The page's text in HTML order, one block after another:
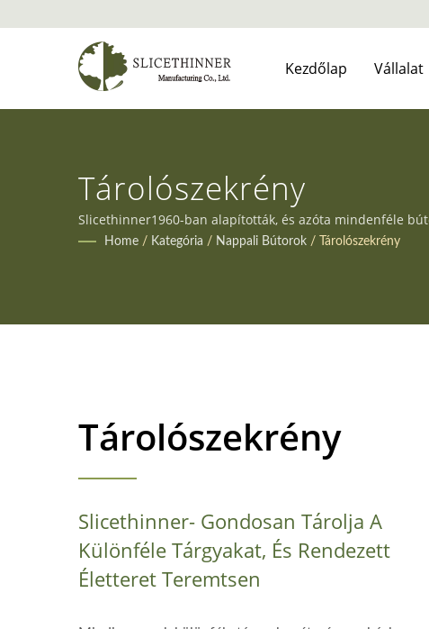
Kezdőlap Vállalat
Tárolószekrény
Slicethinner1960-ban alapították, és azóta mindenféle
igényeit.
Home / Kategória / Nappali Bútorok / Tárolószekrény
Tárolószekrény
Slicethinner- Gondosan Tárolja A
Különféle Tárgyakat, És Rendezett
Életteret Teremtsen